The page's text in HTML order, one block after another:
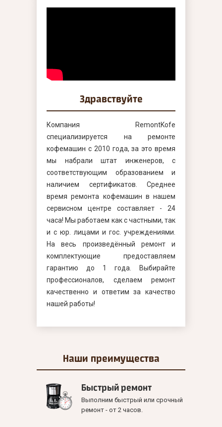
Здравствуйте
Компания RemontKofe
специализируется на ремонте
кофемашин с 2010 года, за это время
мы набрали штат инженеров, с
соответствующим образованием и
наличием сертификатов. Среднее
время ремонта кофемашин в нашем
сервисном центре составляет - 24
часа! Мы работаем как с частными, так
и с юр. лицами и гос. учреждениями.
На весь произведённый ремонт и
комплектующие предоставляем
гарантию до 1 года. Выбирайте
профессионалов, сделаем ремонт
качественно и ответим за качество
нашей работы!
Наши преимущества
Быстрый ремонт
Выполним быстрый или срочный
ремонт - от 2 часов.